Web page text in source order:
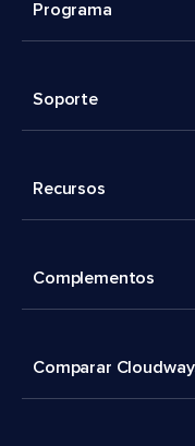
Programa
Soporte
Recursos
Complementos
Comparar